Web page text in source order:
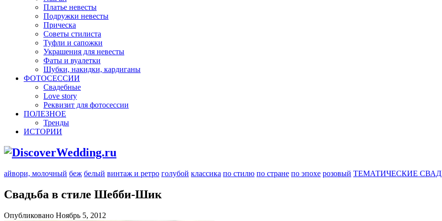
Платье невесты
Подружки невесты
Прическа
Советы стилиста
Туфли и сапожки
Украшения для невесты
Фаты и вуалетки
Шубки, накидки, кардиганы
ФОТОСЕССИИ
Свадебные
Love story
Реквизит для фотосессии
ПОЛЕЗНОЕ
Тренды
ИСТОРИИ
айвори, молочный беж белый винтаж и ретро голубой классика по стилю по стране по эпохе розовый ТЕМАТИЧЕСКИЕ
Свадьба в стиле Шебби-Шик
Опубликовано Ноябрь 5, 2012